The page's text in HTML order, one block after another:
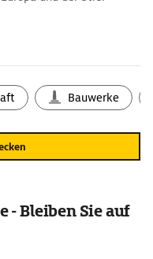
herrlicher
und von Carl Nesjar
am Ufer des
Hallandsgården
Bauwerke
- Bleiben Sie auf